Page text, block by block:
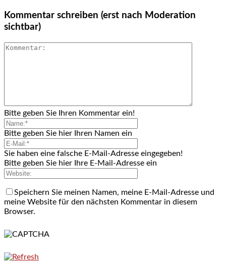
Kommentar schreiben (erst nach Moderation
sichtbar)
Bitte geben Sie Ihren Kommentar ein!
Bitte geben Sie hier Ihren Namen ein
Sie haben eine falsche E-Mail-Adresse eingegeben!
Bitte geben Sie hier Ihre E-Mail-Adresse ein
Speichern Sie meinen Namen, meine E-Mail-Adresse und
meine Website für den nächsten Kommentar in diesem
Browser.